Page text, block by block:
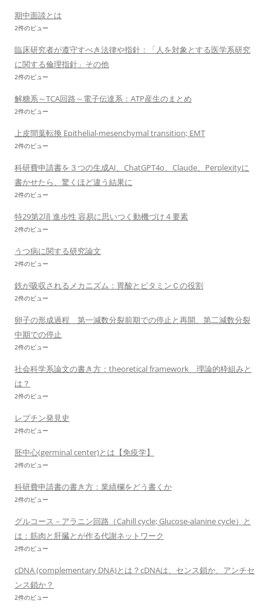
期中面談とは
2件のビュー
臨床研究者が遵守すべき法律や指針：「人を対象とする医学系研究
に関する倫理指針」その他
2件のビュー
解糖系～TCA回路～電子伝達系：ATP産生のまとめ
2件のビュー
上皮間葉転換 Epithelial-mesenchymal transition; EMT
2件のビュー
科研費申請書を３つの生成AI、ChatGPT4o、Claude、Perplexityに
書かせたら、驚くほど違う結果に
2件のビュー
特29第2項 進歩性 容易に思いつく動機づけ４要素
2件のビュー
うつ病に関する研究論文
2件のビュー
鉄が吸収されるメカニズム：胃酸とビタミンＣの役割
2件のビュー
卵子の形成過程 第一減数分裂前期での停止と再開、第二減数分裂
中期での停止
2件のビュー
社会科学系論文の書き方：theoretical framework 理論的枠組みと
は？
2件のビュー
レプチン発見史
2件のビュー
胚中心(germinal center)とは【免疫学】
2件のビュー
科研費申請書の書き方：業績欄をどう書くか
2件のビュー
グルコース－アラニン回路（Cahill cycle; Glucose-alanine cycle）と
は：筋肉と肝臓とが作る代謝ネットワーク
2件のビュー
cDNA (complementary DNA)とは？cDNAは、センス鎖か、アンチセ
ンス鎖か？
2件のビュー